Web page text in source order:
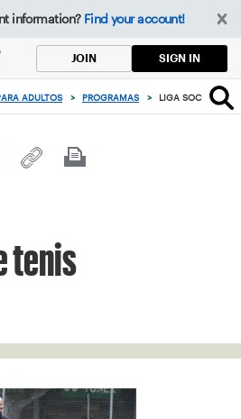
information? Find your account!
JOIN SIGN IN
ADULTOS > PROGRAMAS > LIGA SOCIAL DE
tenis